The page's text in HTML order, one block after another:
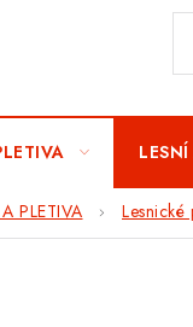
PLETIVA